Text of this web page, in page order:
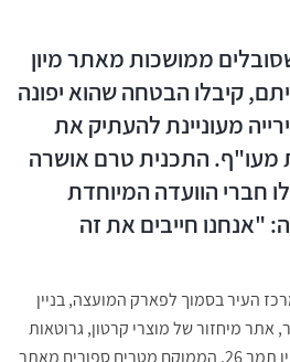
רחוב תמר 26, שסובלים ממושכות מאתר מיון
קיבלו הבטחה שהוא יפונה
2021. העירייה מעוניינת להעתיק את
מעו"ף. התכנית טרם אושרה
חברי הוועדה המיוחדת
"אנחנו חייבים את זה
העיר בסמוך לפארק המועצה, בניין
אתר מיחזור של מוצרי קרטון, גרוטאות
ופסולת אלקטרונית. דיירי בניין תמר 26, הממוקם מטרים ספורים מאתר